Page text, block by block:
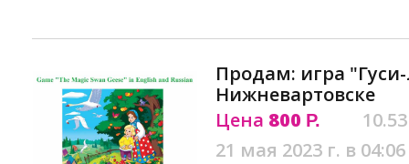
Продам: игра
Нижневартовске
Цена 800 Р.
21 мая 2023 г. в 04:06